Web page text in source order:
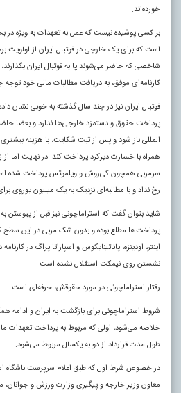
خورده‌اند.
بر کسی پوشیده نیست که عمل به تعهدات به ویژه
است که برای یک خارجی در فوتبال ایران از اولویت
شاخصی که حاضر می‌شوند پا به فوتبال ایران
کارنامه‌ای موفق، به دریافت مطالبات مالی خود توجه
فوتبال ایران نیز در چند سال گذشته به خوبی نشان
پرداخت حقوق و دستمزد خارجی‌ها ندارد و بعضا
المللی باز شود و پس از ثبت شکایت، با هزینه بیشتری
همراه با خسارت دیرکرد پرداخت کند. در نهایت اما
سرمربی همچون کی‌روش و ویلموتس پرداخت شده
رخ نداد و با مطالبه‌ای نزدیک به یک میلیون یوروی
شاید بتوان گفت که استراماچونی نیز قبل از پیوستن
پرداخت‌ها مطلع بوده و بدون شک مربی در این سطح
اینتر، اودینزه، پاناتینایکوس و اسپاراتا پراگ در
نشستن روی نیمکت استقلال نشده است.
رفتار استراماچونی در مورد حقوقش، حرفه‌ای است
شروط استراماچونی برای بازگشت به ایران و ادامه
خلاصه می‌شود، اولی که مربوط به پرداخت تعهدات
طول مدت قرارداد از دو به یکسال مربوط می‌شود.
در خصوص شرط اول که طبق اعلام سرپرست باشگاه